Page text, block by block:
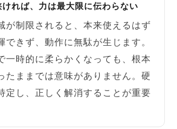
れば、力は最大限に伝わらない
が制限されると、本来使えるはず
できず、動作に無駄が生じます。
一時的に柔らかくなっても、根本
たままでは意味がありません。硬
定し、正しく解消することが重要